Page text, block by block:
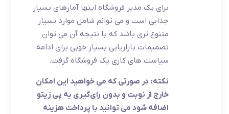
برای یک مدیر فروشگاه اینها آمارهای بسیار
جذابی است و می توانم شامل موارد بسیار
متنوع تری باشد که با نتیجه آن می توان
تصمیمات بازاریابی بسیار خوبی برای ادامه
سیاست های کاری یک فروشگاه گرفت.
نکته: در صورتی که می خواهید این امکان
خارج از نوبت و بدون رای‌گیری به پِی زیتو
اضافه شود می توانید با پرداخت هزینه